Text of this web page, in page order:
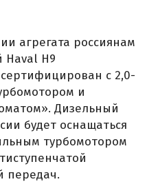
агрегата россиянам
H9
с 2,0-
и
Дизельный
будет оснащаться
турбомотором
передач.